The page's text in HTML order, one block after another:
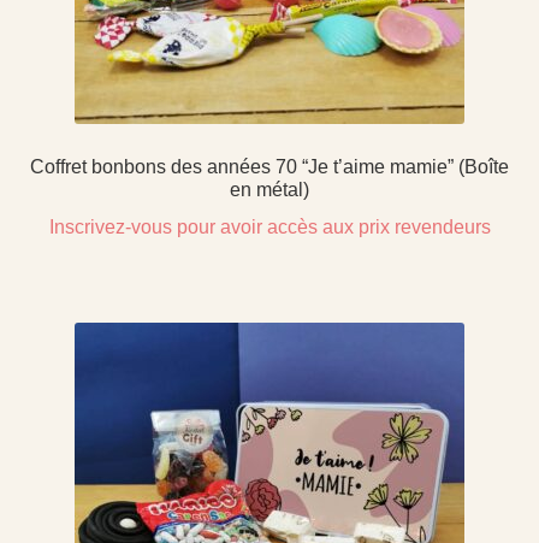
Coffret bonbons des années 70 “Je t’aime mamie” (Boîte
en métal)
Inscrivez-vous pour avoir accès aux prix revendeurs